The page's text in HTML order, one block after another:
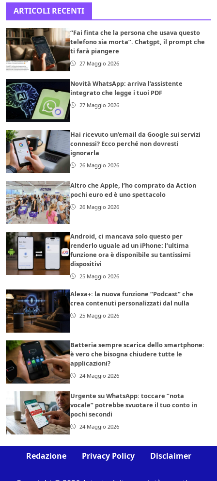
ARTICOLI RECENTI
“Fai finta che la persona che usava questo
telefono sia morta”. Chatgpt, il prompt che
ti farà piangere
27 Maggio 2026
Novità WhatsApp: arriva l’assistente
integrato che legge i tuoi PDF
27 Maggio 2026
Hai ricevuto un’email da Google sui servizi
connessi? Ecco perché non dovresti
ignorarla
26 Maggio 2026
Altro che Apple, l’ho comprato da Action
pochi euro ed è uno spettacolo
26 Maggio 2026
Android, ci mancava solo questo per
renderlo uguale ad un iPhone: l’ultima
funzione ora è disponibile su tantissimi
dispositivi
25 Maggio 2026
Alexa+: la nuova funzione “Podcast” che
crea contenuti personalizzati dal nulla
25 Maggio 2026
Batteria sempre scarica dello smartphone:
è vero che bisogna chiudere tutte le
applicazioni?
24 Maggio 2026
Urgente su WhatsApp: toccare “nota
vocale” potrebbe svuotare il tuo conto in
pochi secondi
24 Maggio 2026
Redazione Privacy Policy Disclaimer